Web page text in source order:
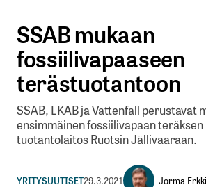
SSAB mukaan
fossiilivapaaseen
terästuotantoon
SSAB, LKAB ja Vattenfall perustavat
ensimmäinen fossiilivapaan
tuotantolaitos Ruotsin Jällivaaraan.
YRITYSUUTISET29.3.2021 Jorma